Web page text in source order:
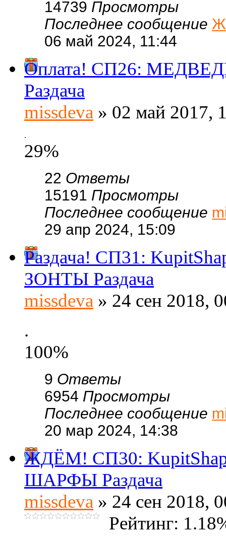
14739 Просмотры
Последнее сообщение
06 май 2024, 11:44
Оплата! СП26:
Раздача
missdeva » 02 май 2017,
.
29%
22 Ответы
15191 Просмотры
Последнее сообщение
29 апр 2024, 15:09
Раздача! СП31:
ЗОНТЫ Раздача
missdeva » 24 сен 2018,
.
100%
9 Ответы
6954 Просмотры
Последнее сообщение
20 мар 2024, 14:38
ЖДЁМ! СП30:
ШАРФЫ Раздача
missdeva » 24 сен 2018,
Рейтинг: